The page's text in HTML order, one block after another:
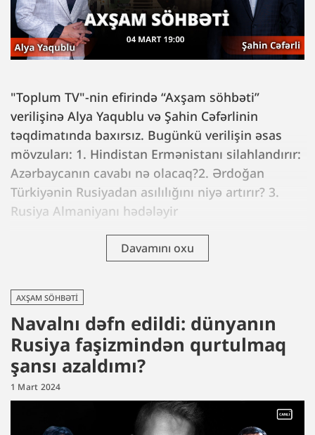
"Toplum TV"-nin efirində “Axşam söhbəti”
verilişinə Alya Yaqublu və Şahin Cəfərlinin
təqdimatında baxırsız. Bugünkü verilişin əsas
mövzuları: 1. Hindistan Ermənistanı silahlandırır:
Azərbaycanın cavabı nə olacaq?2. Ərdoğan
Türkiyənin Rusiyadan asılılığını niyə artırır? 3.
Rusiya Almaniyanı hədələyir
Davamını oxu
AXŞAM SÖHBƏTI
Navalnı dəfn edildi: dünyanın
Rusiya faşizmindən qurtulmaq
şansı azaldımı?
1 Mart 2024